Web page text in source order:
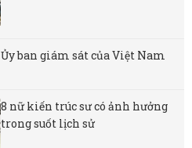
Ủy ban giám sát của Việt Nam
8 nữ kiến ​​trúc sư có ảnh hưởng
trong suốt lịch sử